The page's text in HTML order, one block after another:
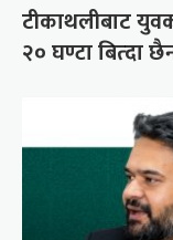
टीकाथलीबाट
२० घण्टा बित्दा